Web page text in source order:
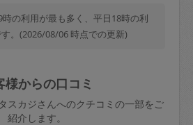
の利用が最も多く、平日18時の利
。(2026/08/06 時点での更新)
様からの口コミ
スカジさんへのクチコミの一部をご
紹介します。